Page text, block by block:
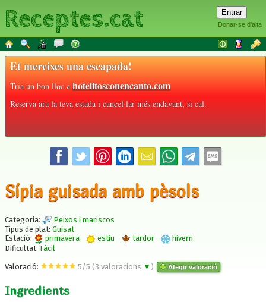
Donar-se d'alta
Receptes.cat
Et mereixes una escapada!
Tria un bon lloc ahotelitosconencanto.com
Reserva ara la teva estada i cancel·lar més endavant, si cal.
Sípia guisada amb pèsols
Categoria:
Peixos i mariscos
Tipus de plat: Guisat
Estació:
primavera estiu tardor
hivern
Dificultat: Fàcil
Valoració: 5 /5 (3 valoracions ▼ ) Afegir valoració
Ingredients